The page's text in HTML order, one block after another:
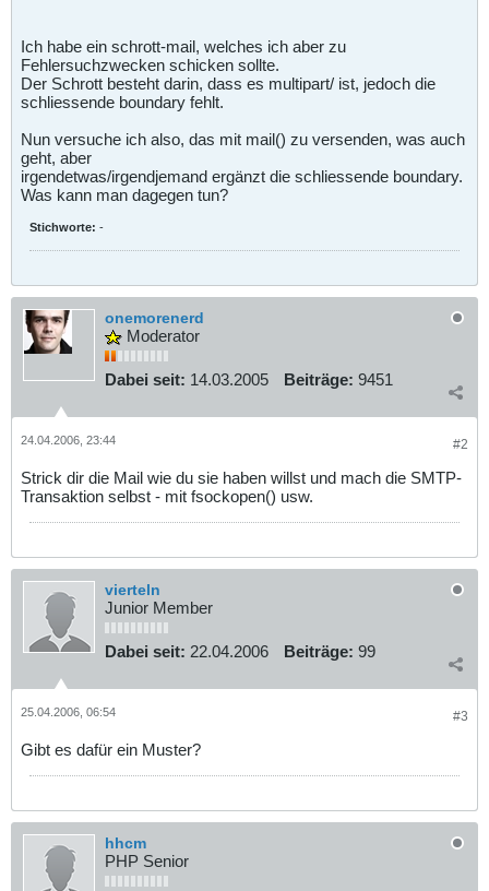
Ich habe ein schrott-mail, welches ich aber zu
Fehlersuchzwecken schicken sollte.
Der Schrott besteht darin, dass es multipart/ ist, jedoch die
schliessende boundary fehlt.
Nun versuche ich also, das mit mail() zu versenden, was auch
geht, aber
irgendetwas/irgendjemand ergänzt die schliessende boundary.
Was kann man dagegen tun?
Stichworte: -
onemorenerd
Moderator
Dabei seit: 14.03.2005 Beiträge: 9451
#2
24.04.2006, 23:44
Strick dir die Mail wie du sie haben willst und mach die SMTP-
Transaktion selbst - mit fsockopen() usw.
vierteln
Junior Member
Dabei seit: 22.04.2006 Beiträge: 99
#3
25.04.2006, 06:54
Gibt es dafür ein Muster?
hhcm
PHP Senior